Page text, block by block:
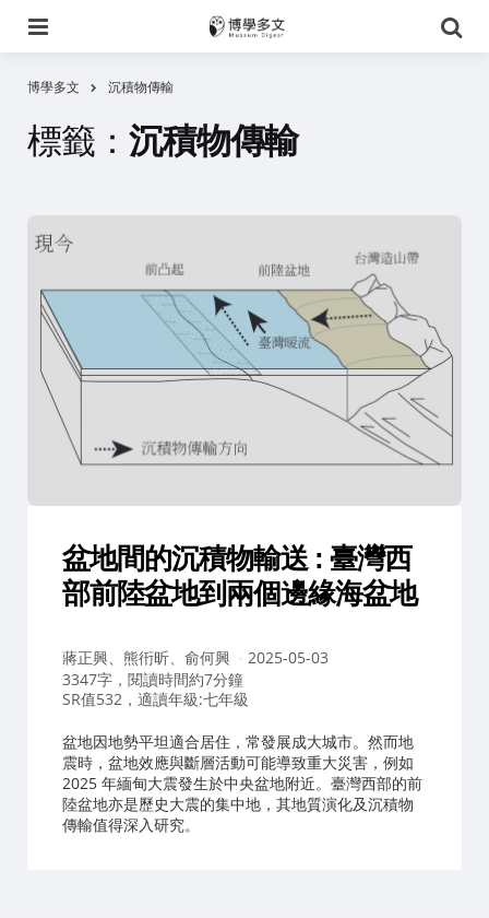
尋
博學多文 沉積物傳輸
標籤： 沉積物傳輸
盆地間的沉積物輸送 : 臺灣西
部前陸盆地到兩個邊緣海盆地
作
者：
蔣正興、熊衎昕、俞何興
2025-05-03
3347字，閱讀時間約7分鐘
SR值532，適讀年級:七年級
盆地因地勢平坦適合居住，常發展成大城市。然而地
震時，盆地效應與斷層活動可能導致重大災害，例如
2025 年緬甸大震發生於中央盆地附近。臺灣西部的前
陸盆地亦是歷史大震的集中地，其地質演化及沉積物
傳輸值得深入研究。